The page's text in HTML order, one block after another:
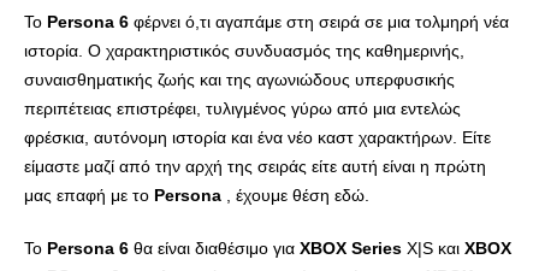
Το Persona 6 φέρνει ό,τι αγαπάμε στη σειρά σε μια τολμηρή νέα
ιστορία. Ο χαρακτηριστικός συνδυασμός της καθημερινής,
συναισθηματικής ζωής και της αγωνιώδους υπερφυσικής
περιπέτειας επιστρέφει, τυλιγμένος γύρω από μια εντελώς
φρέσκια, αυτόνομη ιστορία και ένα νέο καστ χαρακτήρων. Είτε
είμαστε μαζί από την αρχή της σειράς είτε αυτή είναι η πρώτη
μας επαφή με το Persona , έχουμε θέση εδώ.
Το Persona 6 θα είναι διαθέσιμο για XBOX Series X|S και XBOX